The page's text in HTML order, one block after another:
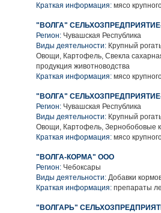
Краткая информация: мясо
"ВОЛГА"
Регион: Чувашская Республика
Виды деятельности: Крупный
Овощи, Картофель, Свекла
продукция животноводства
Краткая информация: мясо
"ВОЛГА"
Регион: Чувашская Республика
Виды деятельности: Крупный
Овощи, Картофель, Зернобобовые
Краткая информация: мясо
"ВОЛГА-КОРМА" ООО
Регион: Чебоксары
Виды деятельности: Добавки
Краткая информация: препараты
"ВОЛГАРЬ"